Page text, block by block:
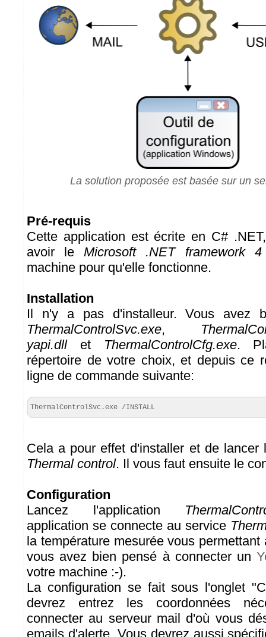
La solution proposée est basée sur un
Pré-requis
Cette application est écrite en C#
avoir leMicrosoft .NET framework 4
machine pour qu'elle fonctionne.
Installation
Il n'y a pas d'installeur. Vous avez
ThermalControlSvc.exe,
yapi.dllet ThermalControlCfg.exe.
répertoire de votre choix, et depuis ce
ligne de commande suivante:
ThermalControlSvc.exe /INSTALL
Cela a pour effet d'installer et de lancer
Thermal control. Il vous faut ensuite le
Configuration
Lancez l'application
application se connecte au service
la température mesurée vous
vous avez bien pensé à connecter un
votre machine :-).
La configuration se fait sous l'onglet
devrez entrez les coordonnées
connecter au serveur mail d'où vous
emails d'alerte. Vous devrez aussi